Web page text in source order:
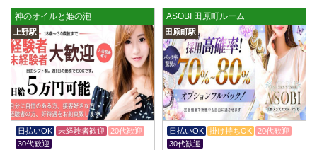
2025/04/12[伏見駅]
sirena (シレーナ) 錦ルーム
制服あり、ノルマ、罰金なし 高額報酬が稼げるだけでなく、高待遇や手
厚い福利厚生を完備しております！ぜひご活用ください♪ 指名…
2025/04/09 [藤が丘駅]
sirena (シレーナ) 名東ルーム
制服あり、ノルマ、罰金なし 高額報酬が稼げるだけでなく、高待遇や手
厚い福利厚生を完備しております！ぜひご活用ください♪ 指名…
神のオイルと姫の泡
上野駅
日払いOK 未経験者歓迎
20代歓迎
30代歓迎
ASOBI 田原町ルーム
田原町駅
日払いOK 掛け持ちOK
20代歓迎
30代歓迎